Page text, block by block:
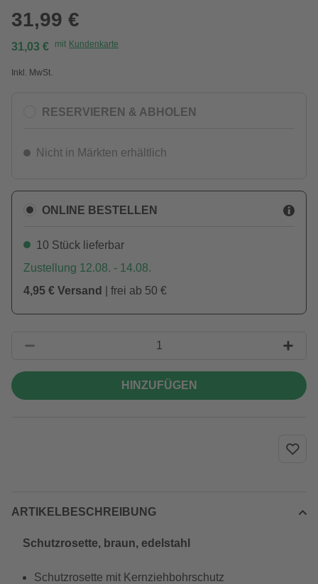
31,99 €
31,03 € mit Kundenkarte
Inkl. MwSt.
RESERVIEREN & ABHOLEN
Nicht in Märkten erhältlich
ONLINE BESTELLEN
10 Stück lieferbar
Zustellung 12.08. - 14.08.
4,95 € Versand
| frei ab 50 €
HINZUFÜGEN
ARTIKELBESCHREIBUNG
Schutzrosette, braun, edelstahl
Schutzrosette mit Kernziehbohrschutz